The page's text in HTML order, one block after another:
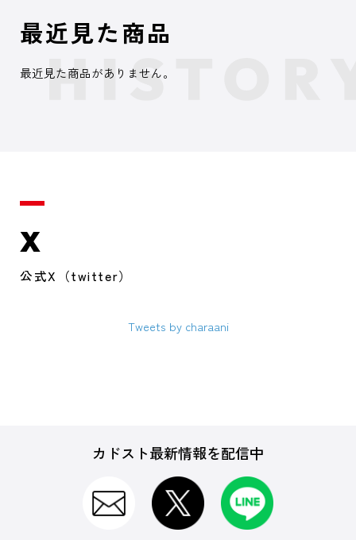
最近見た商品
最近見た商品がありません。
X
公式X（twitter）
Tweets by charaani
カドスト最新情報を配信中